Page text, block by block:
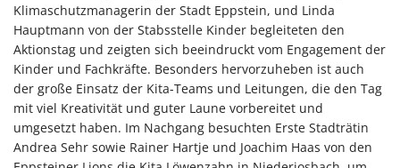
Klimaschutzmanagerin der Stadt Eppstein, und Linda
Hauptmann von der Stabsstelle Kinder begleiteten den
Aktionstag und zeigten sich beeindruckt vom Engagement der
Kinder und Fachkräfte. Besonders hervorzuheben ist auch
der große Einsatz der Kita-Teams und Leitungen, die den Tag
mit viel Kreativität und guter Laune vorbereitet und
umgesetzt haben. Im Nachgang besuchten Erste Stadträtin
Andrea Sehr sowie Rainer Hartje und Joachim Haas von den